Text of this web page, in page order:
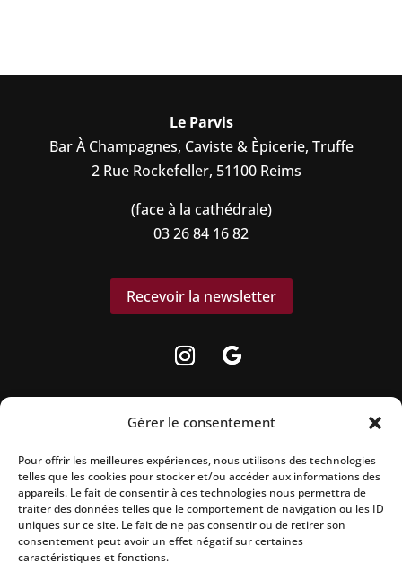
Gérer le consentement
Pour offrir les meilleures expériences, nous utilisons des technologies
telles que les cookies pour stocker et/ou accéder aux informations des
appareils. Le fait de consentir à ces technologies nous permettra de
traiter des données telles que le comportement de navigation ou les ID
uniques sur ce site. Le fait de ne pas consentir ou de retirer son
consentement peut avoir un effet négatif sur certaines
caractéristiques et fonctions.
Le Parvis
Bar À Champagnes, Caviste & Èpicerie, Truffe
2 Rue Rockefeller, 51100 Reims
(face à la cathédrale)
03 26 84 16 82
Recevoir la newsletter
La vente d’alcool est strictement interdite
aux mineurs.
L’abus d’alcool est dangereux pour la
santé, à consommer avec modération.